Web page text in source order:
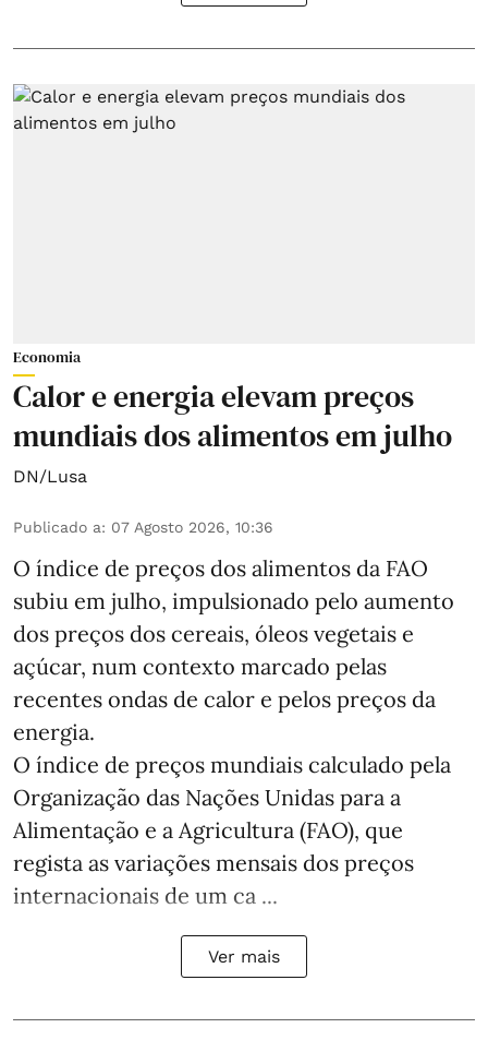
Economia
Calor e energia elevam preços
mundiais dos alimentos em julho
DN/Lusa
Publicado a: 07 Agosto 2026, 10:36
O índice de preços dos alimentos da FAO
subiu em julho, impulsionado pelo aumento
dos preços dos cereais, óleos vegetais e
açúcar, num contexto marcado pelas
recentes ondas de calor e pelos preços da
energia.
O índice de preços mundiais calculado pela
Organização das Nações Unidas para a
Alimentação e a Agricultura (FAO), que
regista as variações mensais dos preços
internacionais de um ca ...
Ver mais